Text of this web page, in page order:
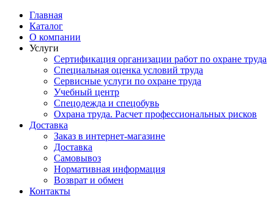
Перейти
содержимому
Главная
Каталог
О компании
Услуги
Сертификация организации работ по охране труда
Специальная оценка условий труда
Сервисные услуги по охране труда
Учебный центр
Спецодежда и спецобувь
Охрана труда. Расчет профессиональных рисков
Доставка
Заказ в интернет-магазине
Доставка
Самовывоз
Нормативная информация
Возврат и обмен
Контакты